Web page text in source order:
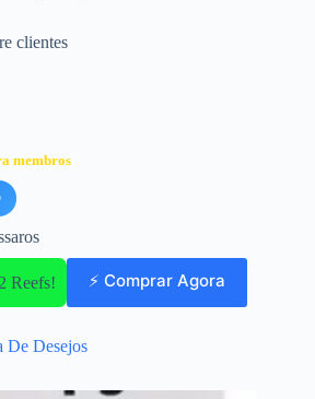
clientes
membros
Reefs! ⚡ Comprar Agora
De Desejos